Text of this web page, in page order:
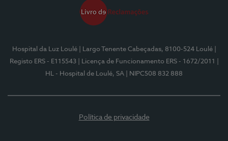
Hospital da Luz Loulé | Largo Tenente Cabeçadas, 8100-524 Loulé
Registo ERS - E115543
| Licença de Funcionamento ERS - 1672/2011
HL - Hospital de Loulé, SA
| NIPC508 832 888
Política de privacidade